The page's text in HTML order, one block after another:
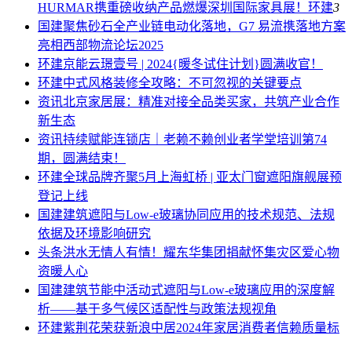
HURMAR携重磅收纳产品燃爆深圳国际家具展！ 环建3
国建聚焦砂石全产业链电动化落地，G7 易流携落地方案
亮相西部物流论坛2025
环建京能云璟壹号 | 2024{暖冬试住计划}圆满收官！
环建中式风格装修全攻略：不可忽视的关键要点
资讯北京家居展：精准对接全品类买家，共筑产业合作
新生态
资讯持续赋能连锁店｜老赖不赖创业者学堂培训第74
期，圆满结束！
环建全球品牌齐聚5月上海虹桥 | 亚太门窗遮阳旗舰展预
登记上线
国建建筑遮阳与Low-e玻璃协同应用的技术规范、法规
依据及环境影响研究
头条洪水无情人有情！耀东华集团捐献怀集灾区爱心物
资暖人心
国建建筑节能中活动式遮阳与Low-e玻璃应用的深度解
析——基于多气候区适配性与政策法规视角
环建紫荆花荣获新浪中居2024年家居消费者信赖质量标